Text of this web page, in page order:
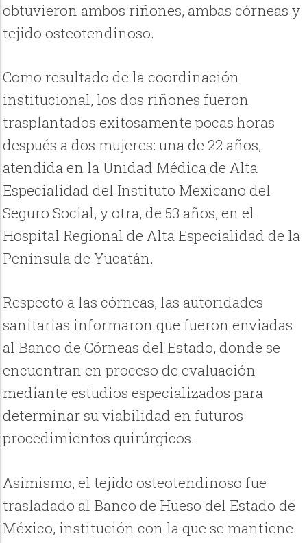
obtuvieron ambos riñones, ambas córneas y
tejido osteotendinoso.
Como resultado de la coordinación
institucional, los dos riñones fueron
trasplantados exitosamente pocas horas
después a dos mujeres: una de 22 años,
atendida en la Unidad Médica de Alta
Especialidad del Instituto Mexicano del
Seguro Social, y otra, de 53 años, en el
Hospital Regional de Alta Especialidad de la
Península de Yucatán.
Respecto a las córneas, las autoridades
sanitarias informaron que fueron enviadas
al Banco de Córneas del Estado, donde se
encuentran en proceso de evaluación
mediante estudios especializados para
determinar su viabilidad en futuros
procedimientos quirúrgicos.
Asimismo, el tejido osteotendinoso fue
trasladado al Banco de Hueso del Estado de
México, institución con la que se mantiene